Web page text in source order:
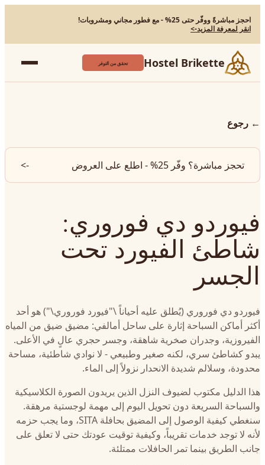
احجز مباشرةً ووفّر حتى 25% - مع فطور مجاني ومشروبات!
انقر لمعرفة المزيد->
Hostel Brikette تحقق من التوفر
← رجوع
تحجز مباشرة؟ وفّر 25% - اطلع على العروض ->
فيوردو دي فوروري:
شاطئ الفيورد تحت
الجسر
فيوردو دي فوروري (يُطلق عليه أحياناً \"فيورد فوروري\") هو أحد
أكثر أماكن السباحة إثارة على ساحل أمالفي: مضيق ضيق من المياه
الفيروزية، وجدران صخرية شاهقة، وجسر حجري عالٍ في الأعلى.
يبدو كشاطئ سري، لكنه صغير وطبيعي - لا نوادي شاطئية، مساحة
محدودة، وسلالم شديدة الانحدار نزولاً إلى الماء.
هذا الدليل مكتوب لضيوف النزل الذين يريدون الصورة الكلاسيكية
والسباحة السريعة دون تحويل اليوم إلى مهمة لوجستية مرهقة.
سنغطي كيفية الوصول إلى المضيق بحافلة SITA، وما يجب حزمه
لأنه لا توجد خدمات تقريباً، وكيفية توقيت عودتك حتى لا تعلق على
جانب الطريق بينما تمر الحافلات ممتلئة.